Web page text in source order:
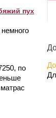
пух
по